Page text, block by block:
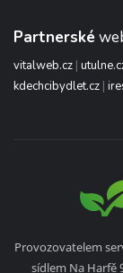
Partnerské
vitalweb.cz |
kdechcibydlet.cz |
Provozovatelem
sídlem Na Harfě